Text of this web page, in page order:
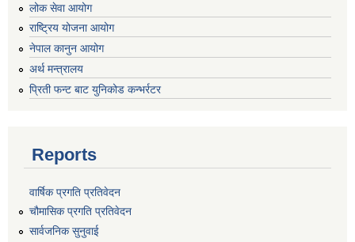
लोक सेवा आयोग
राष्ट्रिय योजना आयोग
नेपाल कानुन आयोग
अर्थ मन्त्रालय
प्रिती फन्ट बाट युनिकोड कन्भर्रटर
Reports
वार्षिक प्रगति प्रतिवेदन
चौमासिक प्रगति प्रतिवेदन
सार्वजनिक सुनुवाई